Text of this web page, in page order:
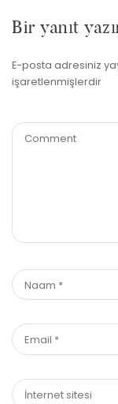
Bir yanıt
E-posta adresiniz
işaretlenmişlerdir